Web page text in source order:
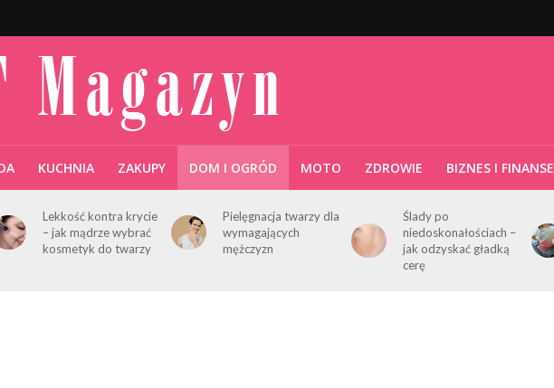
KUCHNIA ZAKUPY DOM I OGRÓD MOTO ZDROWIE BIZNES I FINANSE
Lekkość kontra krycie
– jak mądrze wybrać
kosmetyk do twarzy
Pielęgnacja twarzy dla
wymagających
mężczyzn
Ślady po
niedoskonałościach –
jak odzyskać gładką
cerę